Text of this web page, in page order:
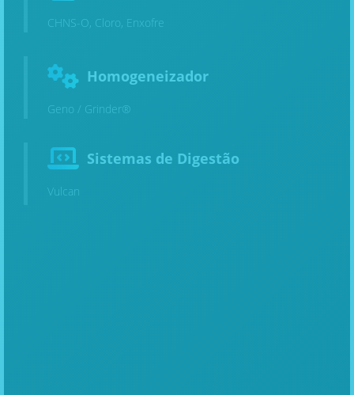
CHNS-O, Cloro, Enxofre
Homogeneizador
Geno / Grinder®
Sistemas de Digestão
Vulcan